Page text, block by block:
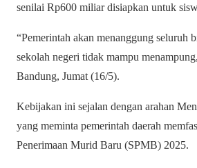
senilai Rp600 miliar disiapkan untuk
“Pemerintah akan menanggung seluruh
sekolah negeri tidak mampu
Bandung, Jumat (16/5).
Kebijakan ini sejalan dengan arahan
yang meminta pemerintah daerah
Penerimaan Murid Baru (SPMB) 2025.